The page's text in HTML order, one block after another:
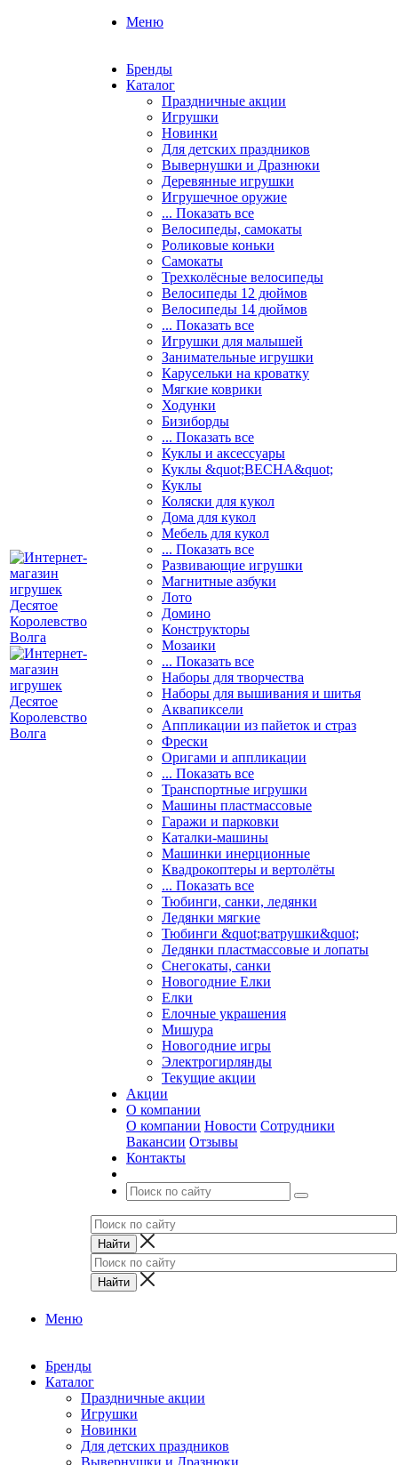
Меню
Бренды
Каталог
Праздничные акции
Игрушки
Новинки
Для детских праздников
Вывернушки и Дразнюки
Деревянные игрушки
Игрушечное оружие
... Показать все
Велосипеды, самокаты
Роликовые коньки
Самокаты
Трехколёсные велосипеды
Велосипеды 12 дюймов
Велосипеды 14 дюймов
... Показать все
Игрушки для малышей
Занимательные игрушки
Карусельки на кроватку
Мягкие коврики
Ходунки
Бизиборды
... Показать все
Куклы и аксессуары
Куклы &quot;ВЕСНА&quot;
Куклы
Коляски для кукол
Дома для кукол
Мебель для кукол
... Показать все
Развивающие игрушки
Магнитные азбуки
Лото
Домино
Конструкторы
Мозаики
... Показать все
Наборы для творчества
Наборы для вышивания и шитья
Аквапиксели
Аппликации из пайеток и страз
Фрески
Оригами и аппликации
... Показать все
Транспортные игрушки
Машины пластмассовые
Гаражи и парковки
Каталки-машины
Машинки инерционные
Квадрокоптеры и вертолёты
... Показать все
Тюбинги, санки, ледянки
Ледянки мягкие
Тюбинги &quot;ватрушки&quot;
Ледянки пластмассовые и лопаты
Снегокаты, санки
Новогодние Елки
Елки
Елочные украшения
Мишура
Новогодние игры
Электрогирлянды
Текущие акции
Акции
О компании
О компании Новости Сотрудники
Вакансии Отзывы
Контакты
Меню
Бренды
Каталог
Праздничные акции
Игрушки
Новинки
Для детских праздников
Вывернушки и Дразнюки